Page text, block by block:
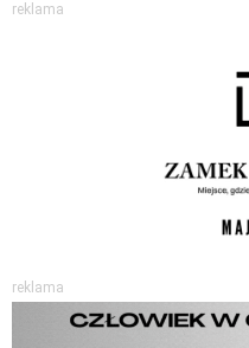
reklama
reklama